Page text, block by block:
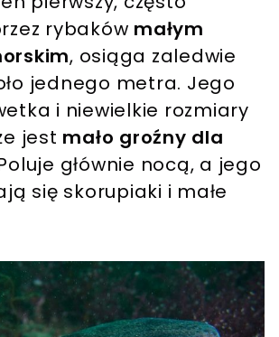
rybaków małym
, osiąga zaledwie
jednego metra. Jego
i niewielkie rozmiary
jest mało groźny dla
głównie nocą, a jego
się skorupiaki i małe